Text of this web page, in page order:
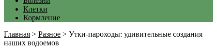
Клетки
Кормление
Главная > Разное > Утки-пароходы: удивительные создания
наших водоемов